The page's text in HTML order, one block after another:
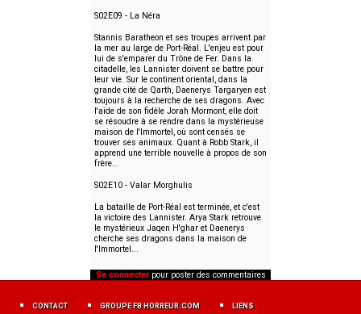
S02E09 - La Néra
Stannis Baratheon et ses troupes arrivent par
la mer au large de Port-Réal. L'enjeu est pour
lui de s'emparer du Trône de Fer. Dans la
citadelle, les Lannister doivent se battre pour
leur vie. Sur le continent oriental, dans la
grande cité de Qarth, Daenerys Targaryen est
toujours à la recherche de ses dragons. Avec
l'aide de son fidèle Jorah Mormont, elle doit
se résoudre à se rendre dans la mystérieuse
maison de l'Immortel, où sont censés se
trouver ses animaux. Quant à Robb Stark, il
apprend une terrible nouvelle à propos de son
frère...
S02E10 - Valar Morghulis
La bataille de Port-Réal est terminée, et c'est
la victoire des Lannister. Arya Stark retrouve
le mystérieux Jaqen H'ghar et Daenerys
cherche ses dragons dans la maison de
l'Immortel...
Se connecterpour poster des commentaires
FR
CONTACT GROUPE FB HORREUR.COM LIENS